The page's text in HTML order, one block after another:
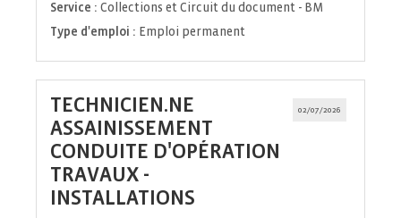
Service : Collections et Circuit du document - BM
Type d'emploi : Emploi permanent
02/07/2026
TECHNICIEN.NE
ASSAINISSEMENT
CONDUITE D'OPÉRATION
TRAVAUX -
INSTALLATIONS